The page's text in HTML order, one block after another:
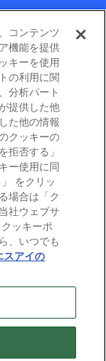
1997-
コンテンツ
機能を提供
キーを使用
の利用に関
分析パート
提供した他
た他の情報
クッキーの
拒否する」
ー使用に同
をクリッ
場合は「ク
社ウェブサ
ッキーポ
、いつでも
スアイの